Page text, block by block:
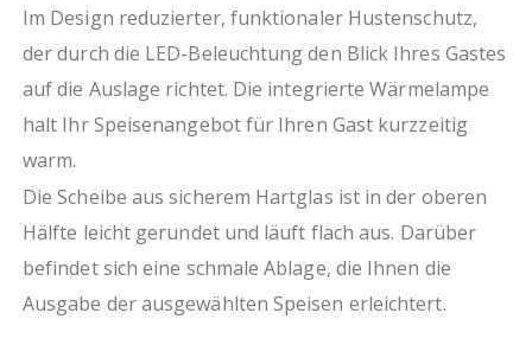
gerundeter Hustenschutz
hygienisch und pflegeleicht
Seitenschutz optional erhältlich
ressourcenschonende Eigenproduktion durch
Verzicht auf Folierung
Im Design reduzierter, funktionaler Hustenschutz,
der durch die LED-Beleuchtung den Blick Ihres Gastes
auf die Auslage richtet. Die integrierte Wärmelampe
halt Ihr Speisenangebot für Ihren Gast kurzzeitig
warm.
Die Scheibe aus sicherem Hartglas ist in der oberen
Hälfte leicht gerundet und läuft flach aus. Darüber
befindet sich eine schmale Ablage, die Ihnen die
Ausgabe der ausgewählten Speisen erleichtert.